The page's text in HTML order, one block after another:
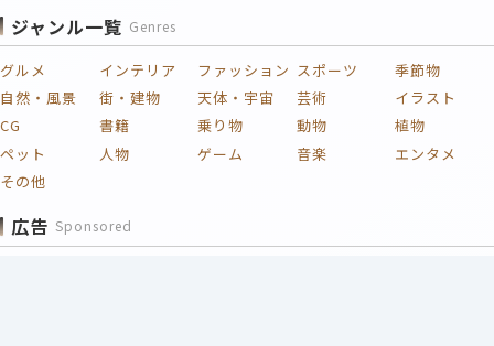
ジャンル一覧 Genres
グルメ インテリア ファッション スポーツ
季節物
自然・風景
街・建物 天体・宇宙 芸術
イラスト
CG
書籍 乗り物 動物
植物
ペット
人物 ゲーム 音楽
エンタメ
その他
広告 Sponsored